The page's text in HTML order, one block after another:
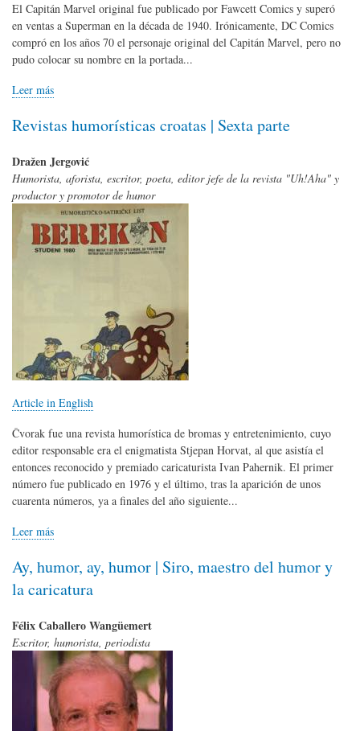
El Capitán Marvel original fue publicado por Fawcett Comics y superó
en ventas a Superman en la década de 1940. Irónicamente, DC Comics
compró en los años 70 el personaje original del Capitán Marvel, pero no
pudo colocar su nombre en la portada...
Leer más
Revistas humorísticas croatas | Sexta parte
Dražen Jergović
Humorista, aforista, escritor, poeta, editor jefe de la revista "Uh!Aha" y
productor y promotor de humor
Article in English
Čvorak fue una revista humorística de bromas y entretenimiento, cuyo
editor responsable era el enigmatista Stjepan Horvat, al que asistía el
entonces reconocido y premiado caricaturista Ivan Pahernik. El primer
número fue publicado en 1976 y el último, tras la aparición de unos
cuarenta números, ya a finales del año siguiente...
Leer más
Ay, humor, ay, humor | Siro, maestro del humor y
la caricatura
Félix Caballero Wangüemert
Escritor, humorista, periodista